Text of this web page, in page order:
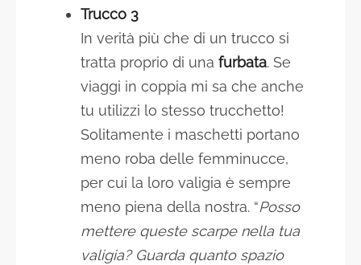
Trucco 3
In verità più che di un trucco si
tratta proprio di una furbata. Se
viaggi in coppia mi sa che anche
tu utilizzi lo stesso trucchetto!
Solitamente i maschetti portano
meno roba delle femminucce,
per cui la loro valigia è sempre
meno piena della nostra. “Posso
mettere queste scarpe nella tua
valigia? Guarda quanto spazio